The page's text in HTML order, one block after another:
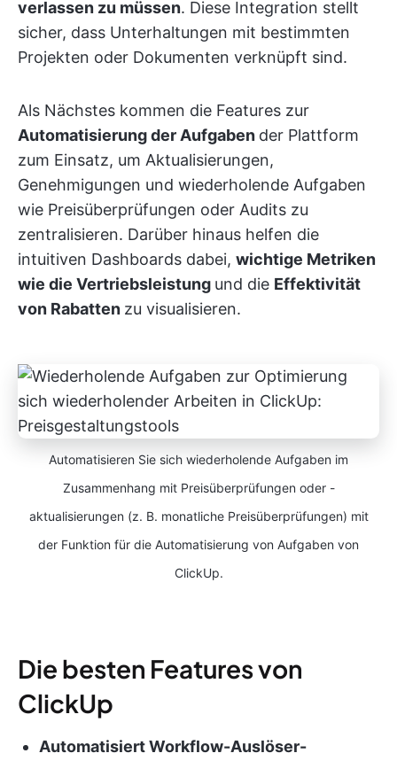
verlassen zu müssen. Diese Integration stellt
sicher, dass Unterhaltungen mit bestimmten
Projekten oder Dokumenten verknüpft sind.
Als Nächstes kommen die Features zur
Automatisierung der Aufgaben der Plattform
zum Einsatz, um Aktualisierungen,
Genehmigungen und wiederholende Aufgaben
wie Preisüberprüfungen oder Audits zu
zentralisieren. Darüber hinaus helfen die
intuitiven Dashboards dabei, wichtige Metriken
wie die Vertriebsleistung und die Effektivität
von Rabatten zu visualisieren.
Automatisieren Sie sich wiederholende Aufgaben im
Zusammenhang mit Preisüberprüfungen oder -
aktualisierungen (z. B. monatliche Preisüberprüfungen) mit
der Funktion für die Automatisierung von Aufgaben von
ClickUp.
Die besten Features von
ClickUp
Automatisiert Workflow-Auslöser-